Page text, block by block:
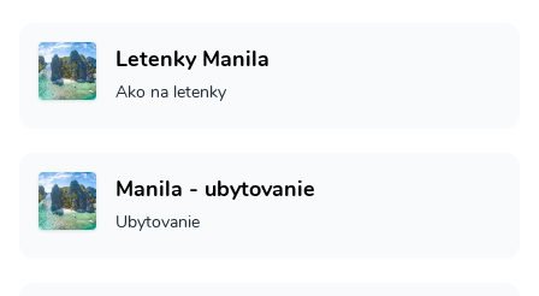
Letenky Manila
Ako na letenky
Manila - ubytovanie
Ubytovanie